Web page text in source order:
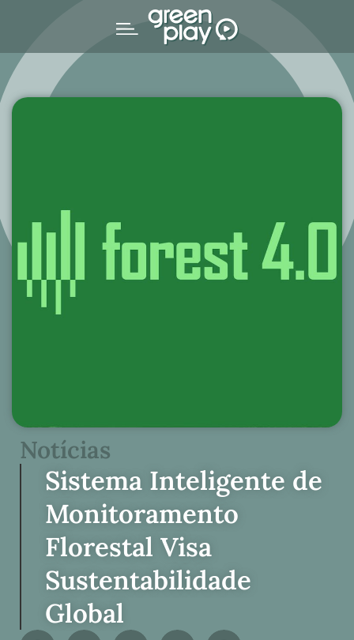
Notícias
Sistema Inteligente de
Monitoramento
Florestal Visa
Sustentabilidade
Global